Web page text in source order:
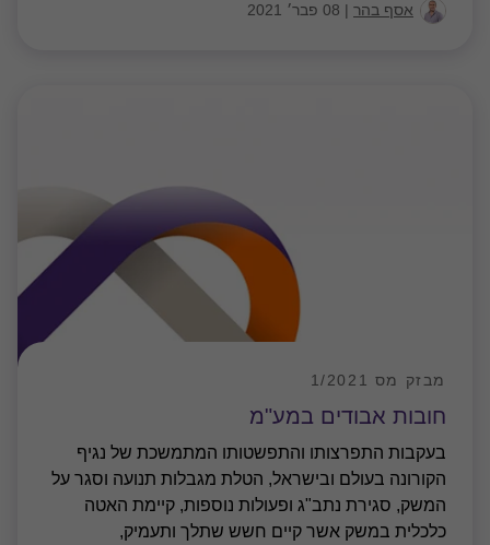
אסף בהר | 08 פבר׳ 2021
חובות אבודים במע"מ
מבזק מס 1/2021
בעקבות התפרצותו והתפשטותו המתמשכת של נגיף
הקורונה בעולם ובישראל, הטלת מגבלות תנועה וסגר על
המשק, סגירת נתב"ג ופעולות נוספות, קיימת האטה
כלכלית במשק אשר קיים חשש שתלך ותעמיק,